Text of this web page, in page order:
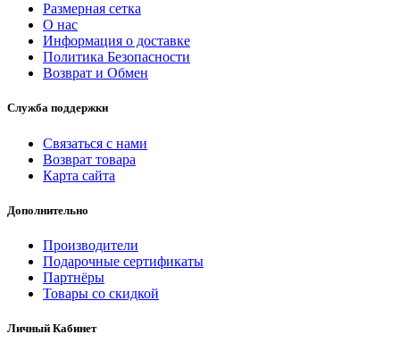
Размерная сетка
О нас
Информация о доставке
Политика Безопасности
Возврат и Обмен
Служба поддержки
Связаться с нами
Возврат товара
Карта сайта
Дополнительно
Производители
Подарочные сертификаты
Партнёры
Товары со скидкой
Личный Кабинет